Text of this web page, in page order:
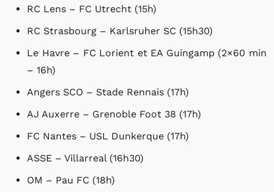
RC Lens – FC Utrecht (15h)
RC Strasbourg – Karlsruher SC (15h30)
Le Havre – FC Lorient et EA Guingamp (2×60 min
– 16h)
Angers SCO – Stade Rennais (17h)
AJ Auxerre – Grenoble Foot 38 (17h)
FC Nantes – USL Dunkerque (17h)
ASSE – Villarreal (16h30)
OM – Pau FC (18h)